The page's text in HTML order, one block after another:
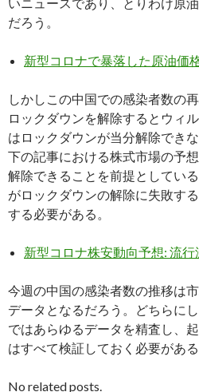
だろう。
新型コロナで暴落した原油価
しかしこの中国での感染者数の
ロックダウンを解除するとウィ
はロックダウンが当分解除でき
下の記事における株式市場の予
解除できることを前提としてい
がロックダウンの解除に失敗す
する必要がある。
新型コロナ株安動向予想: 流
今週の中国の感染者数の推移は
データとなるだろう。どちらに
ではあらゆるデータを精査し、
はすべて検証しておく必要がある
No related posts.